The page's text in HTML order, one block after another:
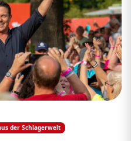
der Schlagerwelt